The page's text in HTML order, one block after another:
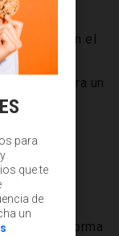
en el
tiene
para un
una
a que
Es una forma
para
que te
de
un